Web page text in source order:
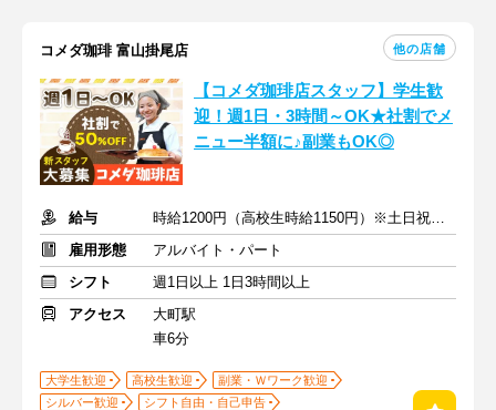
コメダ珈琲 富山掛尾店 他の店舗
【コメダ珈琲店スタッフ】学生歓
迎！週1日・3時間～OK★社割でメ
ニュー半額に♪副業もOK◎
給与
時給1200円（高校生時給1150円）※土日祝は時給＋50円
雇用形態
アルバイト・パート
シフト
週1日以上 1日3時間以上
アクセス
大町駅
車6分
大学生歓迎 高校生歓迎
副業・Ｗワーク歓迎
シルバー歓迎
シフト自由・自己申告